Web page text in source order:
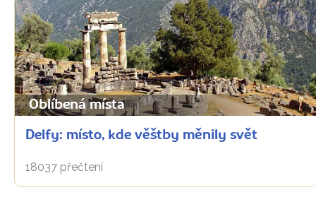
Oblíbená místa
Delfy: místo, kde věštby měnily svět
18037 přečtení